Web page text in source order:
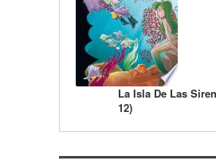
La Isla De Las
12)